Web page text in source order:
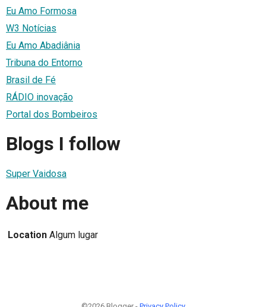
Eu Amo Formosa
W3 Notícias
Eu Amo Abadiânia
Tribuna do Entorno
Brasil de Fé
RÁDIO inovação
Portal dos Bombeiros
Blogs I follow
Super Vaidosa
About me
Location Algum lugar